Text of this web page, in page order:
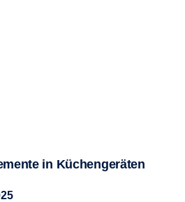
in Küchengeräten